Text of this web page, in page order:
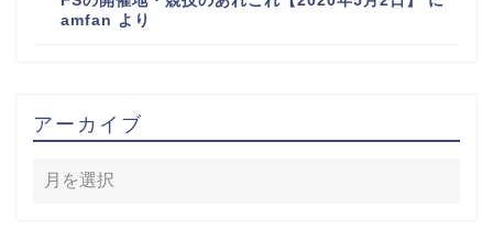
amfan より
アーカイブ